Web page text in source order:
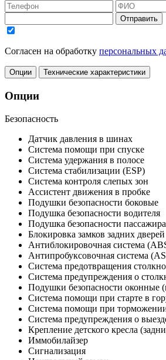
Отправить
Согласен на обработку персональных
Опции Технические характеристики
Опции
Безопасность
Датчик давления в шинах
Система помощи при спуске
Система удержания в полосе
Система стабилизации (ESP)
Система контроля слепых зон
Ассистент движения в пробке
Подушки безопасности боковые
Подушка безопасности водителя
Подушка безопасности пассажира
Блокировка замков задних дверей
Антиблокировочная система
Антипробуксовочная система
Система предотвращения
Система предупреждения о
Подушки безопасности оконные
Система помощи при старте в
Система помощи при
Система предупреждения о
Крепление детского кресла
Иммобилайзер
Сигнализация